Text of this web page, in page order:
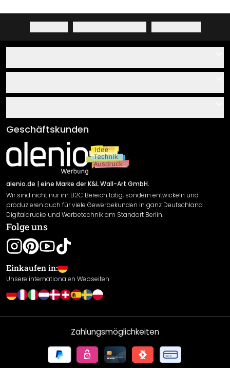
· ·
Über uns
Klebe- und Montageanleitungen
Newsletter An-/Abmeldung
Sendungsverfolgung
AGB
Impressum
Versand & Zahlung
Rücksendung
Widerrufsrecht
Datenschutzerklärung
Gewährleistung
Leistungserklärung / CE-Zeichen
Cookie Einstellungen
Geschäftskunden
alenio.de | eine Marke der K&L Wall-Art GmbH.
Wir sind nicht nur im B2C Bereich tätig, sondern entwickeln und
produzieren auch für viele Gewerbekunden in ganz Deutschland
Digitaldrucke und Werbetechnik am Standort Berlin.
Folge uns
Einkaufen in:
Unsere internationalen Webseiten
Zahlungsmöglichkeiten